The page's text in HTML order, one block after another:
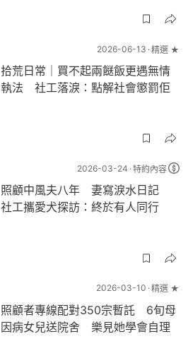
2026-06-13 精選 ★
拾荒日常｜買不起兩餸飯更遇無情
執法 社工落淚：點解社會懲罰佢
2026-03-24 特約內容
照顧中風夫八年 妻寫淚水日記
社工攜愛犬探訪：終於有人同行
2026-03-10 精選 ★
照顧者專線配對350宗暫託 6旬母
因病女兒送院舍 樂見她學會自理